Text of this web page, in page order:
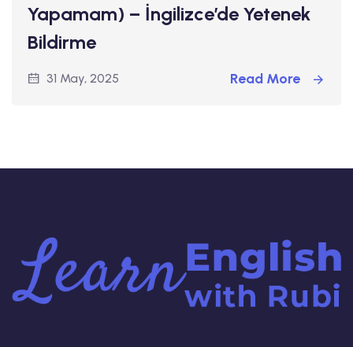
Yapamam) – İngilizce’de Yetenek
Bildirme
31 May, 2025 Read More